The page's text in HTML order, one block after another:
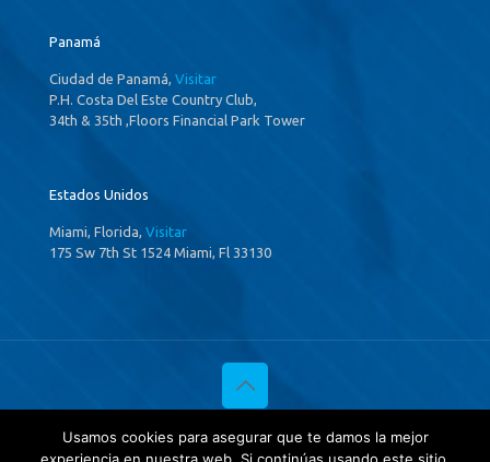
Panamá
Ciudad de Panamá, Visitar
P.H. Costa Del Este Country Club,
34th & 35th ,Floors Financial Park Tower
Estados Unidos
Miami, Florida, Visitar
175 Sw 7th St 1524 Miami, Fl 33130
© 2020 Investigaciones Estratégicas & Asociados. All Rights
Reserved
Usamos cookies para asegurar que te damos la mejor